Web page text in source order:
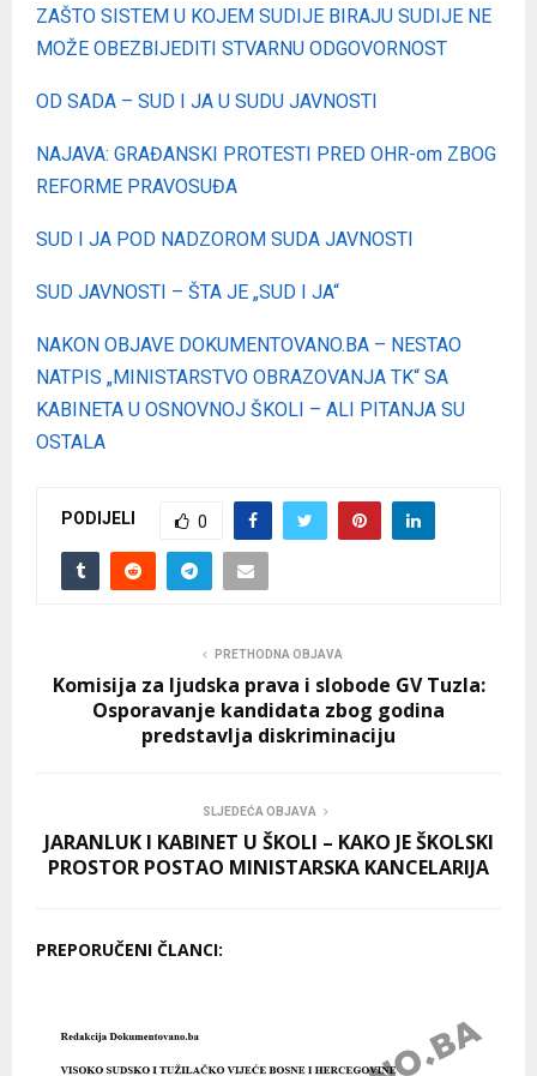
ZAŠTO SISTEM U KOJEM SUDIJE BIRAJU SUDIJE NE
MOŽE OBEZBIJEDITI STVARNU ODGOVORNOST
OD SADA – SUD I JA U SUDU JAVNOSTI
NAJAVA: GRAĐANSKI PROTESTI PRED OHR-om ZBOG
REFORME PRAVOSUĐA
SUD I JA POD NADZOROM SUDA JAVNOSTI
SUD JAVNOSTI – ŠTA JE „SUD I JA“
NAKON OBJAVE DOKUMENTOVANO.BA – NESTAO
NATPIS „MINISTARSTVO OBRAZOVANJA TK“ SA
KABINETA U OSNOVNOJ ŠKOLI – ALI PITANJA SU
OSTALA
PODIJELI 0
PRETHODNA OBJAVA
Komisija za ljudska prava i slobode GV Tuzla:
Osporavanje kandidata zbog godina
predstavlja diskriminaciju
SLJEDEĆA OBJAVA
JARANLUK I KABINET U ŠKOLI – KAKO JE ŠKOLSKI
PROSTOR POSTAO MINISTARSKA KANCELARIJA
PREPORUČENI ČLANCI: